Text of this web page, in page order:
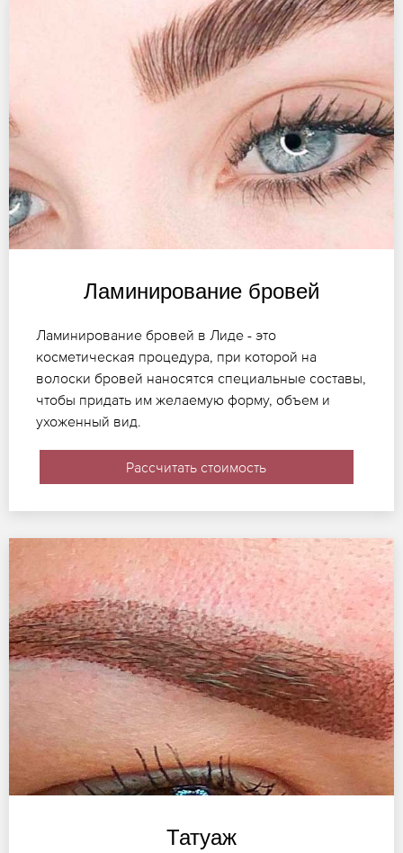
Ламинирование бровей
Ламинирование бровей в Лиде - это
косметическая процедура, при которой на
волоски бровей наносятся специальные составы,
чтобы придать им желаемую форму, объем и
ухоженный вид.
Рассчитать стоимость
Татуаж